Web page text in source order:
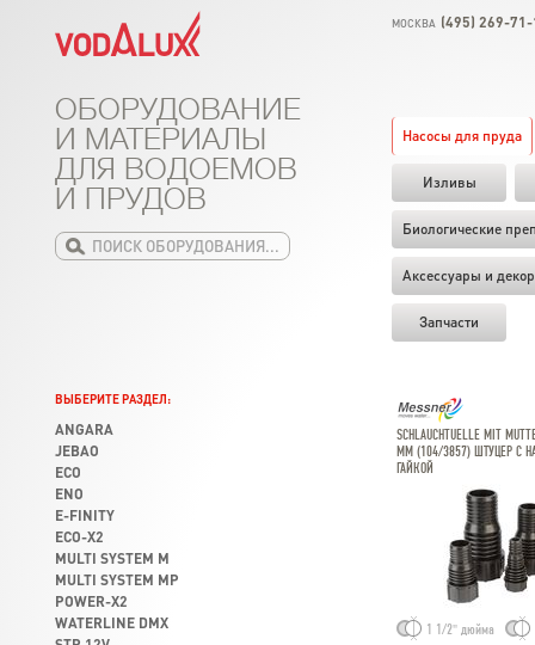
МОСКВА (495) 269-
Насосы для пруда
Изливы
Биологические
Аксессуары и декор
Запчасти
ОБОРУДОВАНИЕ
И МАТЕРИАЛЫ
ДЛЯ ВОДОЕМОВ
И ПРУДОВ
SCHLAUCHTUELLE MIT
MM (104/3857) ШТУЦЕР С
ГАЙКОЙ
1 1/2" дюйма
ВЫБЕРИТЕ РАЗДЕЛ:
ANGARA
JEBAO
ECO
ENO
E-FINITY
ECO-X2
MULTI SYSTEM M
MULTI SYSTEM MP
POWER-X2
WATERLINE DMX